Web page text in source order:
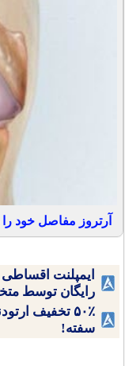
آرتروز مفاصل خود
ایمپلنت
رایگان توسط
۵۰٪ تخفیف
سفته!